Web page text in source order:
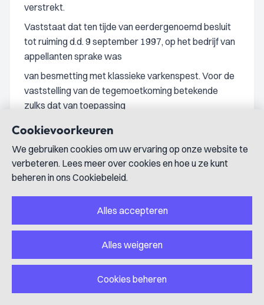
verstrekt.
Vaststaat dat ten tijde van eerdergenoemd besluit
tot ruiming d.d. 9 september 1997, op het bedrijf van
appellanten sprake was
van besmetting met klassieke varkenspest. Voor de
vaststelling van de tegemoetkoming betekende
zulks dat van toepassing
was het bepaalde bij en krachtens artikel 86, tweede
dienovereenkomstig
aan appellanten een tegemoetkoming verstrekt.
Hetgeen appellanten hebben aangevoerd, stelt in de
eerste plaats de vraag aan de orde of er grond
aanwezig is te achten voor
het oordeel dat verweerder door bij de in het geding
zijnde toekenning van een schadeloosstelling
evenbedoelde voorschriften en geen aanleiding
Cookievoorkeuren
We gebruiken cookies om uw ervaring op onze website te
verbeteren. Lees meer over cookies en hoe u ze kunt
beheren in ons Cookiebeleid.
Alles accepteren
Alles weigeren
Cookies beheren